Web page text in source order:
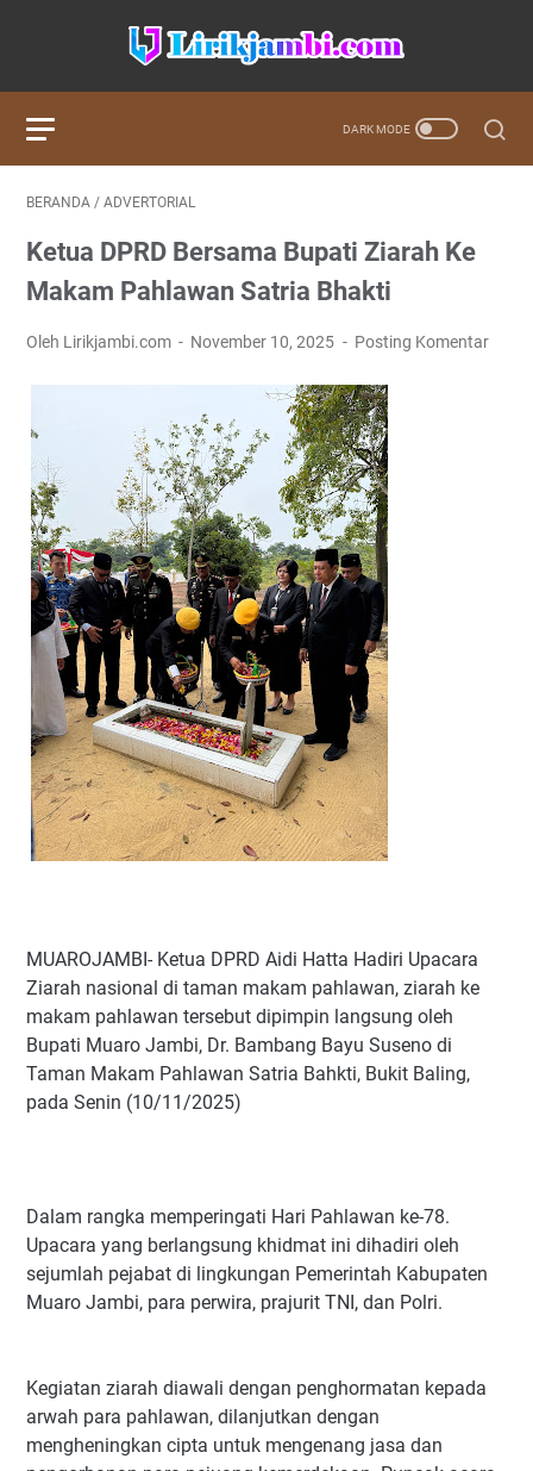
BERANDA / ADVERTORIAL
‎Ketua DPRD Bersama Bupati Ziarah Ke
Makam Pahlawan Satria Bhakti ‎
Oleh Lirikjambi.com November 10, 2025 Posting Komentar
‎MUAROJAMBI- Ketua DPRD Aidi Hatta Hadiri Upacara
Ziarah nasional di taman makam pahlawan, ziarah ke
makam pahlawan tersebut dipimpin langsung oleh
Bupati Muaro Jambi, Dr. Bambang Bayu Suseno di
Taman Makam Pahlawan Satria Bahkti, Bukit Baling,
pada Senin (10/11/2025)
‎Dalam rangka memperingati Hari Pahlawan ke-78.
Upacara yang berlangsung khidmat ini dihadiri oleh
sejumlah pejabat di lingkungan Pemerintah Kabupaten
Muaro Jambi, para perwira, prajurit TNI, dan Polri.
‎Kegiatan ziarah diawali dengan penghormatan kepada
arwah para pahlawan, dilanjutkan dengan
mengheningkan cipta untuk mengenang jasa dan